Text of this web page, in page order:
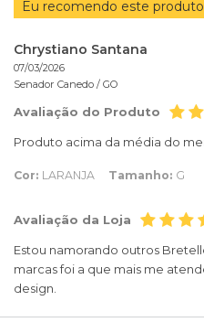
Eu recomendo este produto
Chrystiano Santana
07/03/2026
Senador Canedo / GO
Avaliação do Produto
Produto acima da média do
Cor: LARANJA Tamanho: G
Avaliação da Loja
Estou namorando outros
marcas foi a que mais me
design.